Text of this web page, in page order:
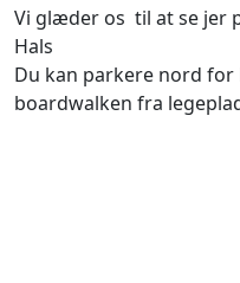
Vi glæder os til at se jer
Hals
Du kan parkere nord for
boardwalken fra